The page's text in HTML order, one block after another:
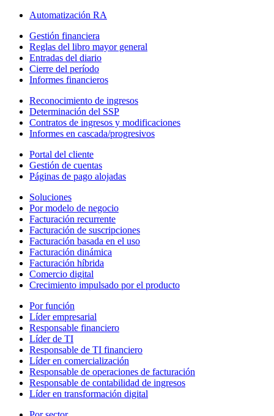
Automatización RA
Gestión financiera
Reglas del libro mayor general
Entradas del diario
Cierre del período
Informes financieros
Reconocimiento de ingresos
Determinación del SSP
Contratos de ingresos y modificaciones
Informes en cascada/progresivos
Portal del cliente
Gestión de cuentas
Páginas de pago alojadas
Soluciones
Por modelo de negocio
Facturación recurrente
Facturación de suscripciones
Facturación basada en el uso
Facturación dinámica
Facturación híbrida
Comercio digital
Crecimiento impulsado por el producto
Por función
Líder empresarial
Responsable financiero
Líder de TI
Responsable de TI financiero
Líder en comercialización
Responsable de operaciones de facturación
Responsable de contabilidad de ingresos
Líder en transformación digital